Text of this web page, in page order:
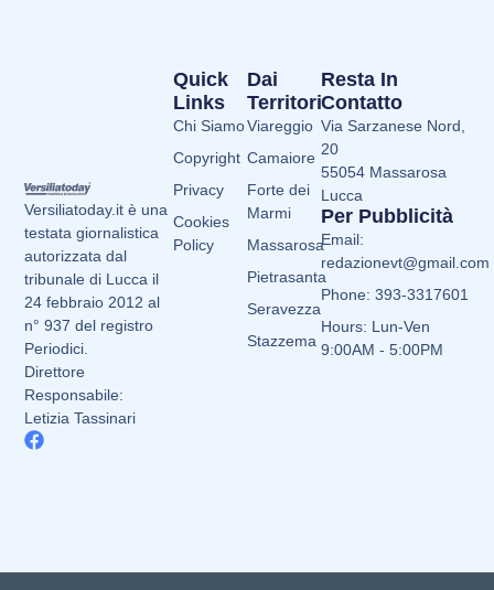
Versiliatoday.it è una
testata giornalistica
autorizzata dal
tribunale di Lucca il
24 febbraio 2012 al
n° 937 del registro
Periodici.
Direttore
Responsabile:
Letizia Tassinari
Dai
Territori
Viareggio
Camaiore
Forte dei
Marmi
Massarosa
Pietrasanta
Seravezza
Stazzema
Quick
Links
Chi Siamo
Copyright
Privacy
Cookies
Policy
Resta In
Contatto
Via Sarzanese Nord,
20
55054 Massarosa
Lucca
Per Pubblicità
Email:
redazionevt@gmail.com
Phone: 393-3317601
Hours: Lun-Ven
9:00AM - 5:00PM